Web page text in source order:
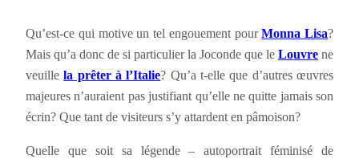
Qu’est-ce qui motive un tel engouement pourMonna Lisa?
Mais qu’a donc de si particulier la Joconde que le Louvre ne
veuillela prêter à l’Italie? Qu’a t-elle que d’autres œuvres
majeures n’auraient pas justifiant qu’elle ne quitte jamais son
écrin? Que tant de visiteurs s’y attardent en pâmoison?
Quelle que soit sa légende – autoportrait féminisé de